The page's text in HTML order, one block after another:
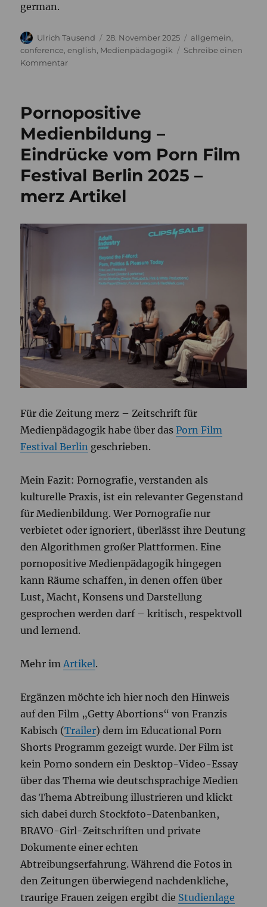
german.
Autor
Ulrich Tausend
Veröffentlicht
am
28. November 2025 Kategorien
allgemein
conference,english, Medienpädagogik
Schreibe einen
Kommentarzu
education
impressions
from
the
Porn
Festival
2025
Pornopositive
Medienbildung –
Eindrücke vom Porn Film
Festival Berlin 2025 –
merz Artikel
Für die Zeitung merz – Zeitschrift für
Medienpädagogik habe über dasPorn Film
Festival Berlin geschrieben.
Mein Fazit: Pornografie, verstanden als
kulturelle Praxis, ist ein relevanter Gegenstand
für Medienbildung. Wer Pornografie nur
verbietet oder ignoriert, überlässt ihre Deutung
den Algorithmen großer Plattformen. Eine
pornopositive Medienpädagogik hingegen
kann Räume schaffen, in denen offen über
Lust, Macht, Konsens und Darstellung
gesprochen werden darf – kritisch, respektvoll
und lernend.
Mehr im Artikel.
Ergänzen möchte ich hier noch den Hinweis
auf den Film „Getty Abortions“ von Franzis
Kabisch (Trailer) dem im Educational Porn
Shorts Programm gezeigt wurde. Der Film ist
kein Porno sondern ein Desktop-Video-Essay
über das Thema wie deutschsprachige Medien
das Thema Abtreibung illustrieren und klickt
sich dabei durch Stockfoto-Datenbanken,
BRAVO-Girl-Zeitschriften und private
Dokumente einer echten
Abtreibungserfahrung. Während die Fotos in
den Zeitungen überwiegend nachdenkliche,
traurige Frauen zeigen ergibt die Studienlage